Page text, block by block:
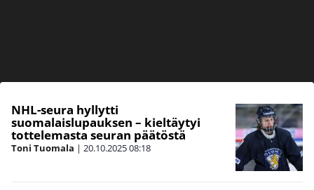
NHL-seura hyllytti
suomalaislupauksen – kieltäytyi
tottelemasta seuran päätöstä
Toni Tuomala | 20.10.202508:18